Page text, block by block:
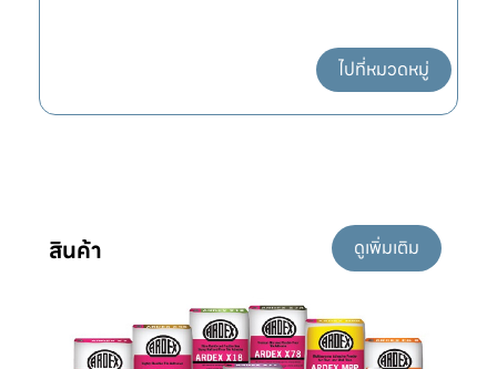
ไปที่หมวดหมู่
สินค้า ดูเพิ่มเติม